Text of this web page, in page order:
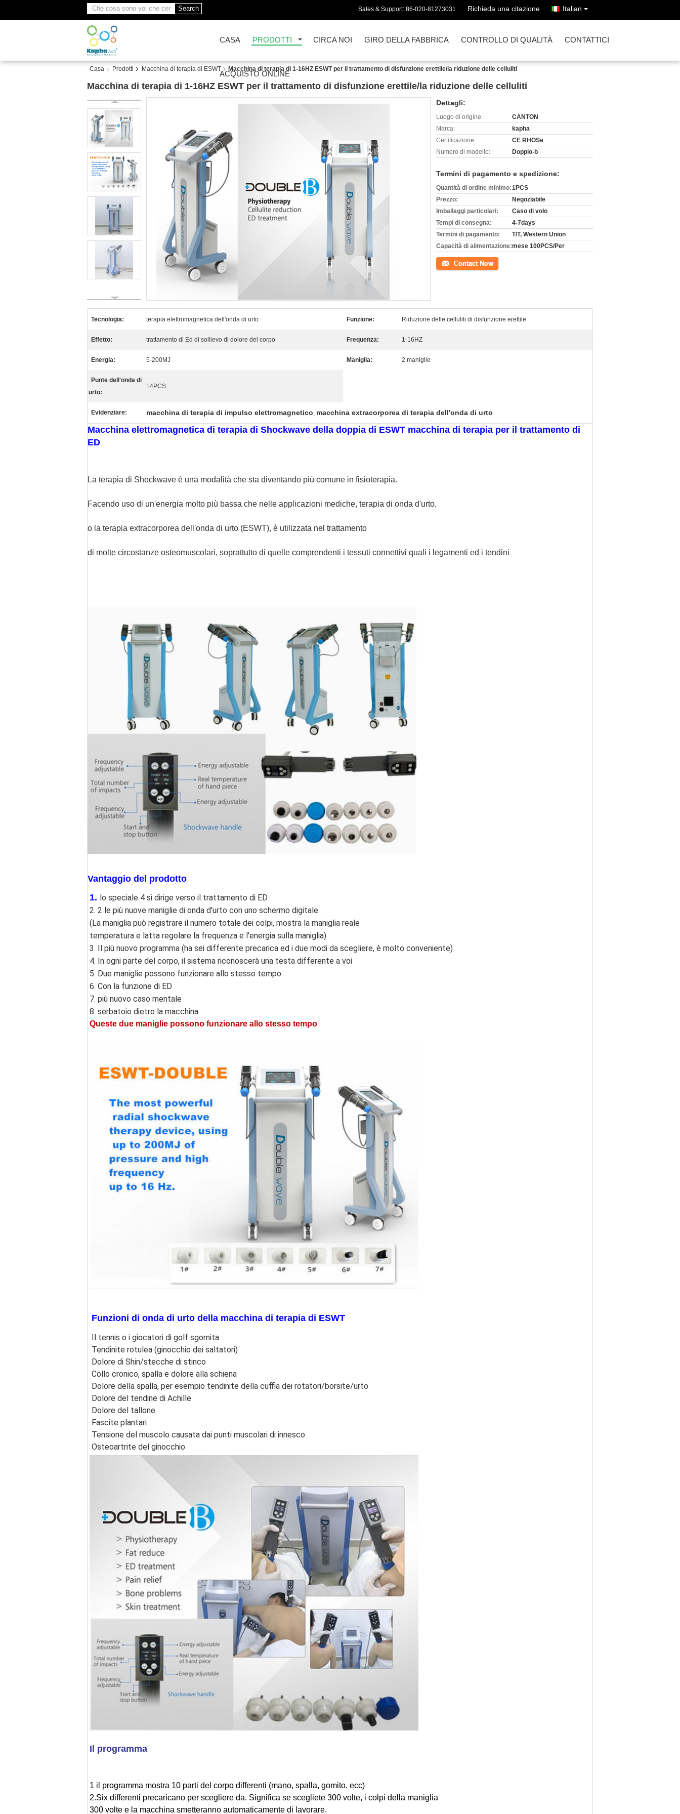
Search Sales & Support: 86-020-81273031 Richieda una citazione Italian
CASA PRODOTTI CIRCA NOI GIRO DELLA FABBRICA CONTROLLO DI QUALITÀ CONTATTICI
ACQUISTO ONLINE
Casa Prodotti Macchina di terapia di ESWT Macchina di terapia di 1-16HZ ESWT per il trattamento di disfunzione erettile/la riduzione delle celluliti
Macchina di terapia di 1-16HZ ESWT per il trattamento di disfunzione erettile/la riduzione delle celluliti
Dettagli:
Luogo di origine:
CANTON
Marca:
kapha
Certificazione:
CE RHOSe
Numero di modello:
Doppio-b
Termini di pagamento e spedizione:
Quantità di ordine minimo:1PCS
Prezzo:
Negoziabile
Imballaggi particolari:
Caso di volo
Tempi di consegna:
4-7days
Termini di pagamento:
T/T, Western Union
Capacità di alimentazione:mese 100PCS/Per
Contatto
Tecnologia: terapia elettromagnetica dell'onda di urto Funzione: Riduzione delle celluliti di disfunzione erettile
Effetto: trattamento di Ed di sollievo di dolore del corpo Frequenza: 1-16HZ
Energia: 5-200MJ Maniglia: 2 maniglie
Punte dell'onda di
urto:
14PCS
Evidenziare: macchina di terapia di impulso elettromagnetico, macchina extracorporea di terapia dell'onda di urto
Macchina elettromagnetica di terapia di Shockwave della doppia di ESWT macchina di terapia per il trattamento di
ED
La terapia di Shockwave è una modalità che sta diventando più comune in fisioterapia.
Facendo uso di un'energia molto più bassa che nelle applicazioni mediche, terapia di onda d'urto,
o la terapia extracorporea dell'onda di urto (ESWT), è utilizzata nel trattamento
di molte circostanze osteomuscolari, soprattutto di quelle comprendenti i tessuti connettivi quali i legamenti ed i tendini
Vantaggio del prodotto
1. lo speciale 4 si dirige verso il trattamento di ED
2. 2 le più nuove maniglie di onda d'urto con uno schermo digitale
(La maniglia può registrare il numero totale dei colpi, mostra la maniglia reale
temperatura e latta regolare la frequenza e l'energia sulla maniglia)
3. Il più nuovo programma (ha sei differente precarica ed i due modi da scegliere, è molto conveniente)
4. In ogni parte del corpo, il sistema riconoscerà una testa differente a voi
5. Due maniglie possono funzionare allo stesso tempo
6. Con la funzione di ED
7. più nuovo caso mentale
8. serbatoio dietro la macchina
Queste due maniglie possono funzionare allo stesso tempo
Funzioni di onda di urto della macchina di terapia di ESWT
Il tennis o i giocatori di golf sgomita
Tendinite rotulea (ginocchio dei saltatori)
Dolore di Shin/stecche di stinco
Collo cronico, spalla e dolore alla schiena
Dolore della spalla, per esempio tendinite della cuffia dei rotatori/borsite/urto
Dolore del tendine di Achille
Dolore del tallone
Fascite plantari
Tensione del muscolo causata dai punti muscolari di innesco
Osteoartrite del ginocchio
Il programma
1 il programma mostra 10 parti del corpo differenti (mano, spalla, gomito. ecc)
2.Six differenti precaricano per scegliere da. Significa se scegliete 300 volte, i colpi della maniglia
300 volte e la macchina smetteranno automaticamente di lavorare.